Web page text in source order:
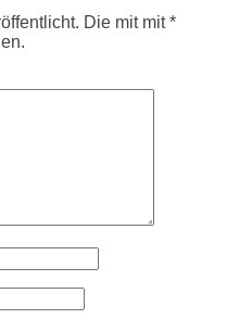
Die mit mit *